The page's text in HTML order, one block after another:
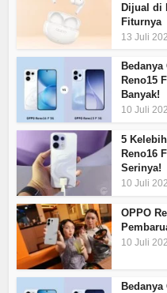
Dijual di
Fiturnya
13 Juli
Bedanya
Reno15
Banyak!
10 Juli
5
Reno16
Serinya!
10 Juli
OPPO
10 Juli
Bedanya